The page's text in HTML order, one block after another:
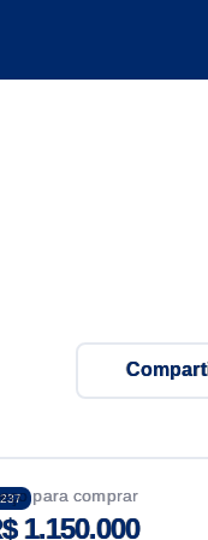
para comprar
1.150.000